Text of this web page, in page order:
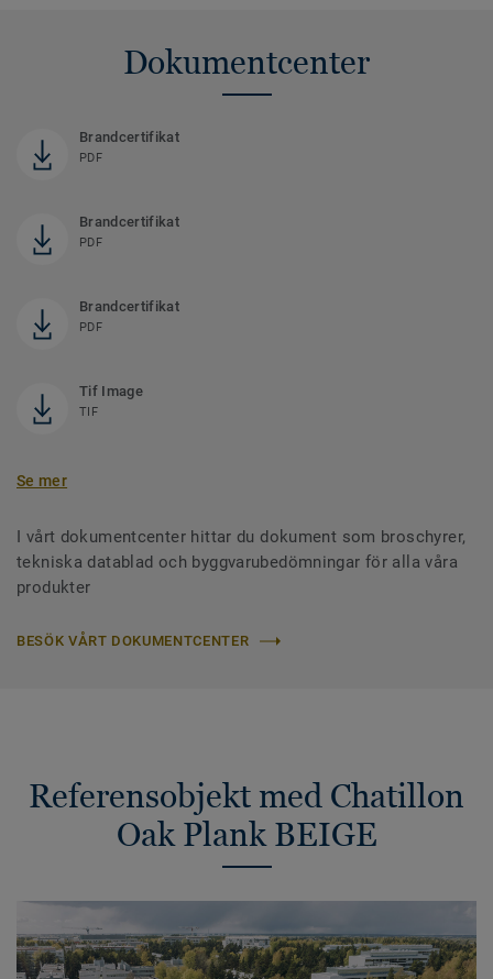
Dokumentcenter
Brandcertifikat
PDF
Brandcertifikat
PDF
Brandcertifikat
PDF
Tif Image
TIF
Se mer
I vårt dokumentcenter hittar du dokument som broschyrer,
tekniska datablad och byggvarubedömningar för alla våra
produkter
BESÖK VÅRT DOKUMENTCENTER
Referensobjekt med Chatillon
Oak Plank BEIGE